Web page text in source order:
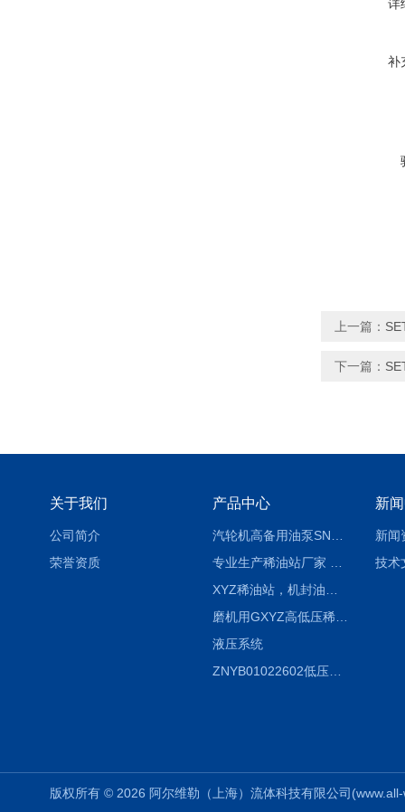
详
补
上一篇：
下一篇：
关于我们
公司简介
荣誉资质
产品中心
磨机用GXYZ高低压稀油站，静压油润滑系统
液压系统
ZNYB01022602低压螺杆泵
新
新闻
技术
版权所有 © 2026 阿尔维勒（上海）流体科技有限公司